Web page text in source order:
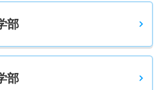
科学科 一般 Ⅰ期Ａ方式
10.60倍 43.90
科学科 一般 Ⅰ期Ｂ方式
部
部